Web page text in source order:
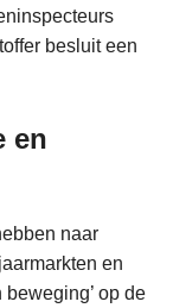
besluit een
en
naar
en
op de